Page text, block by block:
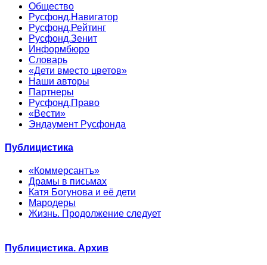
Общество
Русфонд.Навигатор
Русфонд.Рейтинг
Русфонд.Зенит
Информбюро
Словарь
«Дети вместо цветов»
Наши авторы
Партнеры
Русфонд.Право
«Вести»
Эндаумент Русфонда
Публицистика
«Коммерсантъ»
Драмы в письмах
Катя Богунова и её дети
Мародеры
Жизнь. Продолжение следует
Публицистика. Архив